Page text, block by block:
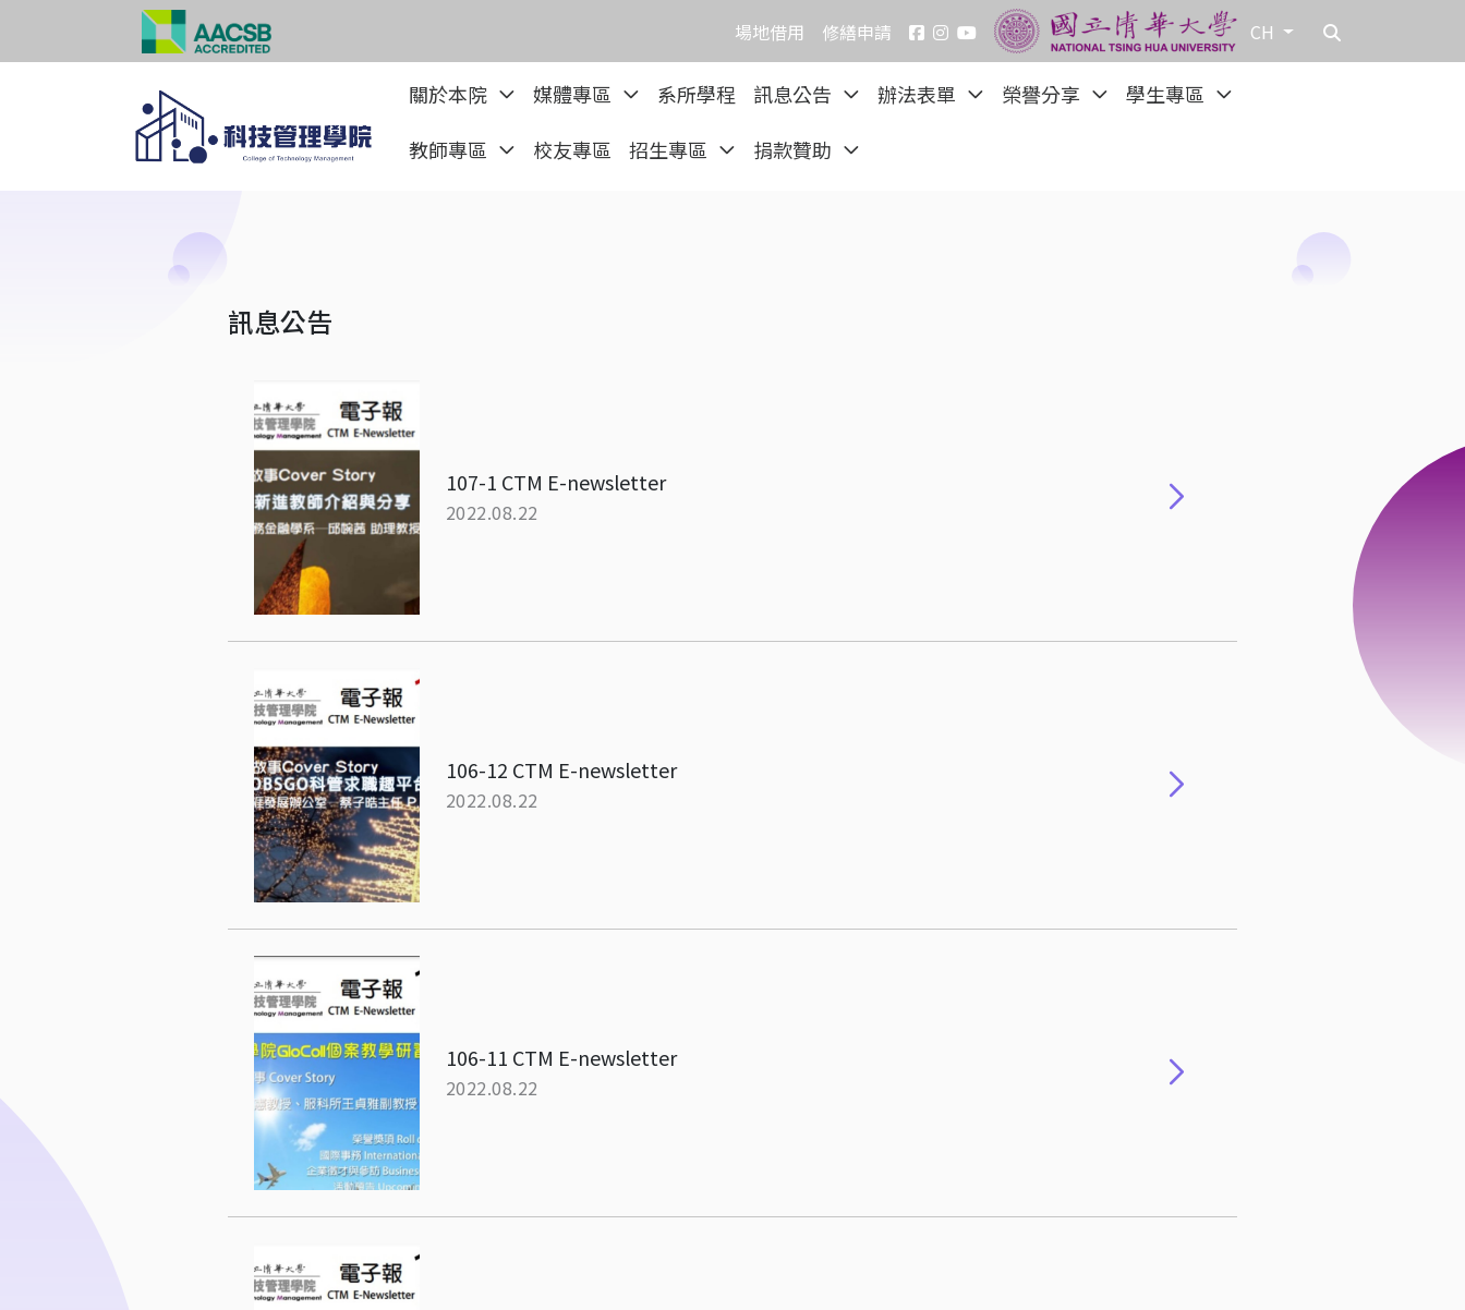
場地借用 修繕申請 CH
關於本院 媒體專區 系所學程 訊息公告 辦法表單 榮譽分享
學生專區
教師專區
校友專區 招生專區 捐款贊助
訊息公告
107-1 CTM E-newsletter
2022.08.22
106-12 CTM E-newsletter
2022.08.22
106-11 CTM E-newsletter
2022.08.22